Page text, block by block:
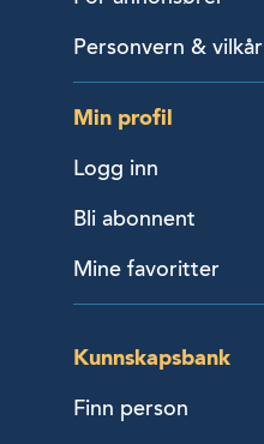
Personvern & vilkår
Min profil
Logg inn
Bli abonnent
Mine favoritter
Kunnskapsbank
Finn person